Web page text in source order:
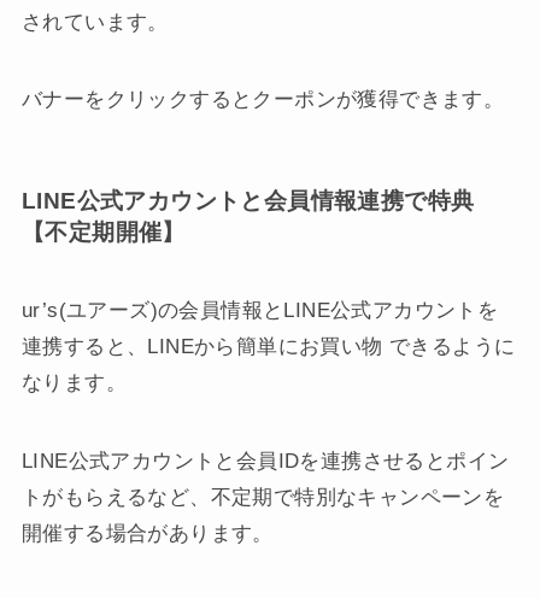
されています。
バナーをクリックするとクーポンが獲得できます。
LINE公式アカウントと会員情報連携で特典
【不定期開催】
ur’s(ユアーズ)の会員情報とLINE公式アカウントを
連携すると、LINEから簡単にお買い物 できるように
なります。
LINE公式アカウントと会員IDを連携させるとポイン
トがもらえるなど、不定期で特別なキャンペーンを
開催する場合があります。